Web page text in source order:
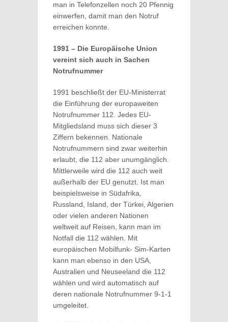
man in Telefonzellen noch 20 Pfennig
einwerfen, damit man den Notruf
erreichen konnte.
1991 – Die Europäische Union
vereint sich auch in Sachen
Notrufnummer
1991 beschließt der EU-Ministerrat
die Einführung der europaweiten
Notrufnummer 112. Jedes EU-
Mitgliedsland muss sich dieser 3
Ziffern bekennen. Nationale
Notrufnummern sind zwar weiterhin
erlaubt, die 112 aber unumgänglich.
Mittlerweile wird die 112 auch weit
außerhalb der EU genutzt. Ist man
beispielsweise in Südafrika,
Russland, Island, der Türkei, Algerien
oder vielen anderen Nationen
weltweit auf Reisen, kann man im
Notfall die 112 wählen. Mit
europäischen Mobilfunk- Sim-Karten
kann man ebenso in den USA,
Australien und Neuseeland die 112
wählen und wird automatisch auf
deren nationale Notrufnummer 9-1-1
umgeleitet.